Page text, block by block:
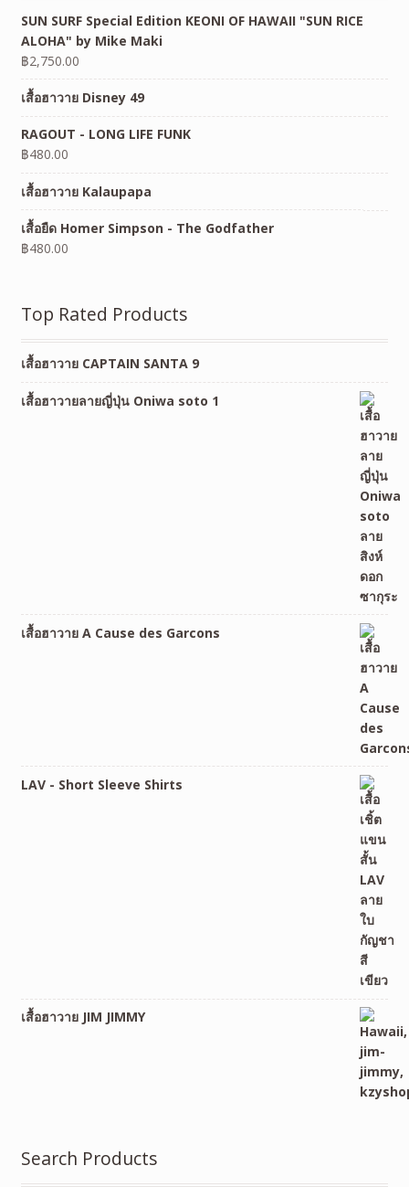
SUN SURF Special Edition KEONI OF HAWAII "SUN RICE
ALOHA" by Mike Maki
฿2,750.00
เสื้อฮาวาย Disney 49
RAGOUT - LONG LIFE FUNK
฿480.00
เสื้อฮาวาย Kalaupapa
เสื้อยืด Homer Simpson - The Godfather
฿480.00
Top Rated Products
เสื้อฮาวาย CAPTAIN SANTA 9
เสื้อฮาวายลายญี่ปุ่น Oniwa soto 1
เสื้อฮาวาย A Cause des Garcons
LAV - Short Sleeve Shirts
เสื้อฮาวาย JIM JIMMY
Search Products